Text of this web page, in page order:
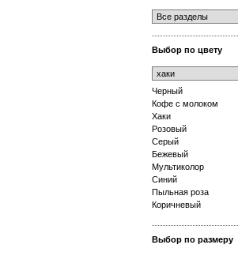
Выбор по цвету
Черный
Кофе с молоком
Хаки
Розовый
Серый
Бежевый
Мультиколор
Синий
Пыльная роза
Коричневый
Выбор по размеру